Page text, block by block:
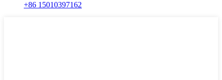
+86 15010397162